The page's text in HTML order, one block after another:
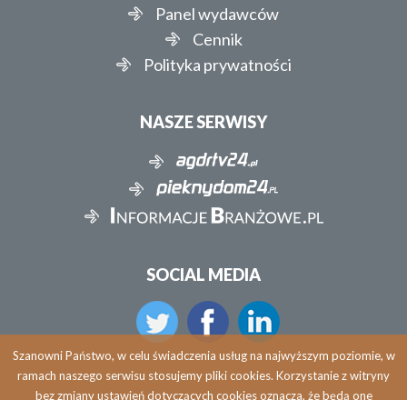
Panel wydawców
Cennik
Polityka prywatności
NASZE SERWISY
SOCIAL MEDIA
Szanowni Państwo, w celu świadczenia usług na najwyższym poziomie, w
ramach naszego serwisu stosujemy pliki cookies. Korzystanie z witryny
bez zmiany ustawień dotyczących cookies oznacza, że będą one